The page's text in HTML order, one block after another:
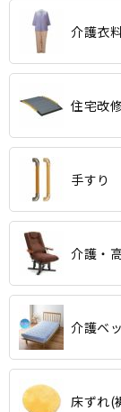
介護衣
住宅改
手すり
介護・
介護ベ
床ずれ(